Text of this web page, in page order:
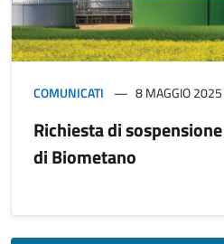
COMUNICATI 8 MAGGIO 2025
Richiesta di
di Biometano